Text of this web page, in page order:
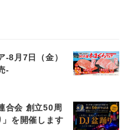
-8月7日（金）
-
合会 創立50周
を開催します